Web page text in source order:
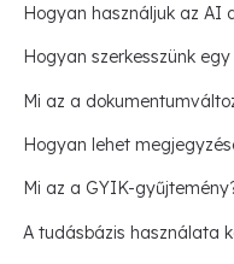
Hogyan használjuk az AI
Hogyan szerkesszünk
Mi az a
Hogyan lehet
Mi az a GYIK-
A tudásbázis használata